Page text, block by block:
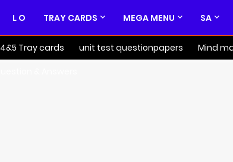
L O TRAY CARDS MEGA MENU SA
4&5 Tray cards unit test questionpapers Mind